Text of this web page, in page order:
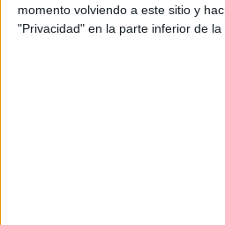
momento volviendo a este sitio y
"Privacidad" en la parte inferior de la
Comentarios